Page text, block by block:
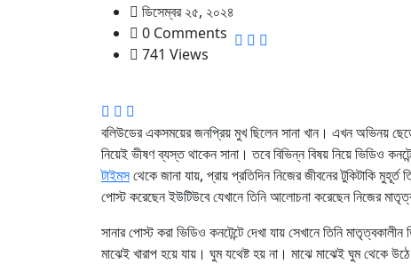
ডিসেম্বর ২৫, ২০২৪
0 Comments
741 Views
বলিউডের একসময়ের জনপ্রিয় মুখ ছিলেন সানা খান। এখন অভিনয়
নিয়েই ভীষণ ব্যস্ত থাকেন সানা। তবে বিভিন্ন বিষয় নিয়ে ভিডিও
টাইমসথেকে জানা যায়, প্রায় প্রতিদিন নিজের জীবনের টুকিটাকি
পোস্ট করেছেন ইউটিউবে যেখানে তিনি আলোচনা করেছেন নিজের
সানার পোস্ট করা ভিডিও কনটেন্টে দেখা যায় সেখানে তিনি
মাঝেই খারাপ হয়ে যায়। ঘুম যথেষ্ট হয় না। মাঝে মাঝেই ঘুম থেকে